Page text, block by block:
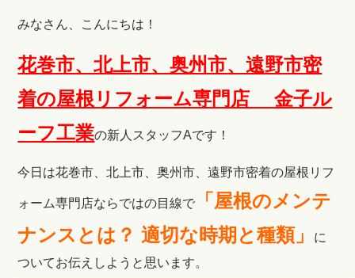
みなさん、こんにちは！
花巻市、北上市、奥州市、遠野市密
着の屋根リフォーム専門店 金子ル
ーフ工業の新人スタッフAです！
今日は花巻市、北上市、奥州市、遠野市密着の屋根リフ
ォーム専門店ならではの目線で 「屋根のメンテ
ナンスとは？ 適切な時期と種類」
に
ついてお伝えしようと思います。